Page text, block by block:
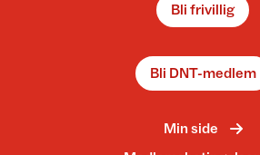
Bli frivillig
Bli DNT-medlem
Min side